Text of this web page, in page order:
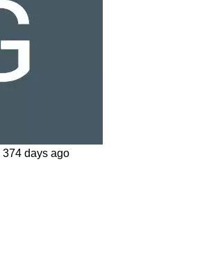
374 days ago